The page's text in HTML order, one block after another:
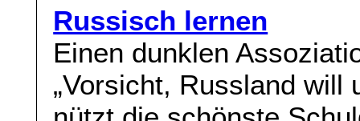
Russisch lernen
Einen dunklen
„Vorsicht, Russland will